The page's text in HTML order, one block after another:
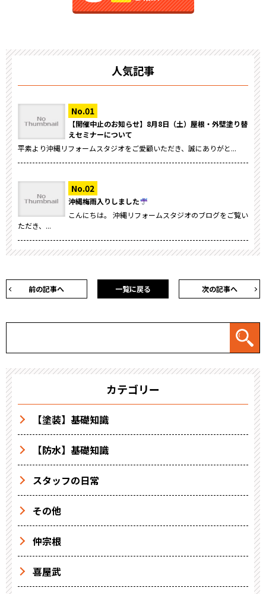
人気記事
【開催中止のお知らせ】8月8日（土）屋根・外壁塗り替
えセミナーについて
平素より沖縄リフォームスタジオをご愛顧いただき、誠にありがと...
沖縄梅雨入りしました
こんにちは。 沖縄リフォームスタジオのブログをご覧い
ただき、...
前の記事へ 次の記事へ
一覧に戻る
カテゴリー
【塗装】基礎知識
【防水】基礎知識
スタッフの日常
その他
仲宗根
喜屋武